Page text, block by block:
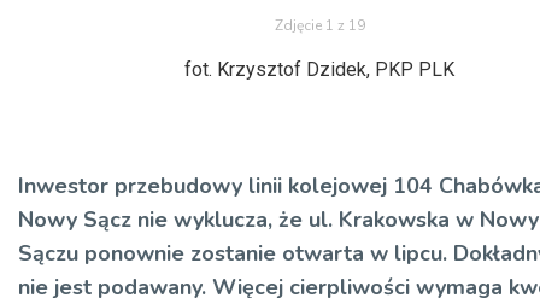
Zdjęcie 1 z 19
fot. Krzysztof Dzidek, PKP PLK
Inwestor przebudowy linii kolejowej 104
Nowy Sącz nie wyklucza, że ul. Krakowska w
Sączu ponownie zostanie otwarta w lipcu.
nie jest podawany. Więcej cierpliwości wymaga